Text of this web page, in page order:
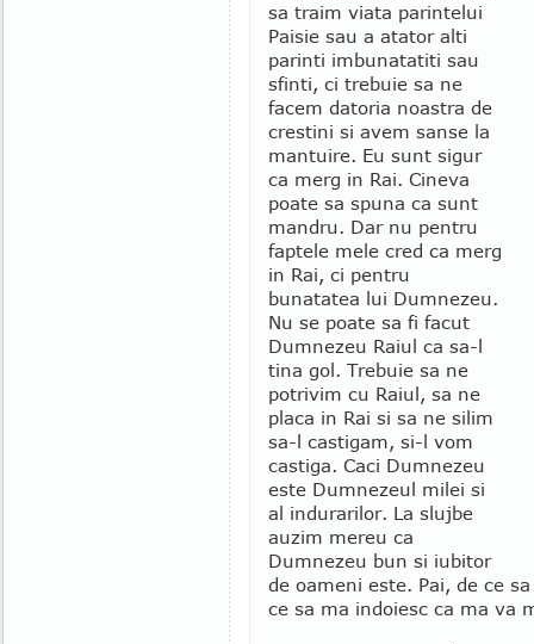
sa traim viata parintelui
Paisie sau a atator alti
parinti imbunatatiti sau
sfinti, ci trebuie sa ne
facem datoria noastra de
crestini si avem sanse la
mantuire. Eu sunt sigur
ca merg in Rai. Cineva
poate sa spuna ca sunt
mandru. Dar nu pentru
faptele mele cred ca merg
in Rai, ci pentru
bunatatea lui Dumnezeu.
Nu se poate sa fi facut
Dumnezeu Raiul ca sa-l
tina gol. Trebuie sa ne
potrivim cu Raiul, sa ne
placa in Rai si sa ne silim
sa-l castigam, si-l vom
castiga. Caci Dumnezeu
este Dumnezeul milei si
al indurarilor. La slujbe
auzim mereu ca
Dumnezeu bun si iubitor
de oameni este. Pai, de ce
ce sa ma indoiesc ca ma va